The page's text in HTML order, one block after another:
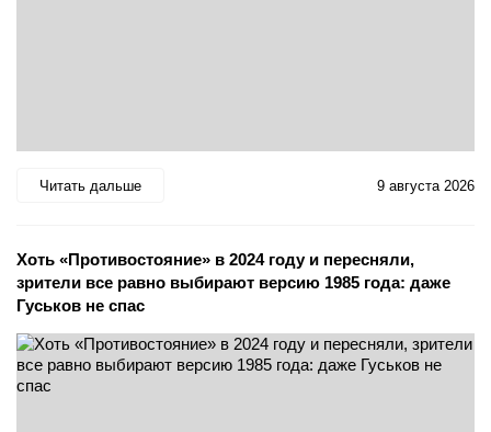
Читать дальше 9 августа 2026
Хоть «Противостояние» в 2024 году и пересняли,
зрители все равно выбирают версию 1985 года: даже
Гуськов не спас